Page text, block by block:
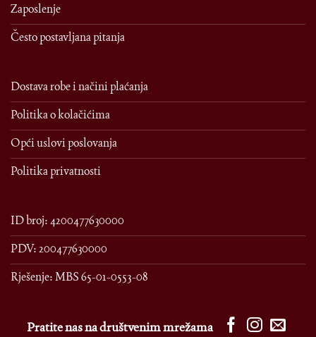
Zaposlenje
Često postavljana pitanja
Dostava robe i načini plaćanja
Politika o kolačićima
Opći uslovi poslovanja
Politika privatnosti
ID broj: 4200477630000
PDV: 200477630000
Rješenje: MBS 65-01-0553-08
Pratite nas na društvenim mrežama